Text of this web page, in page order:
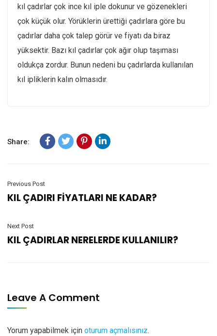
kıl çadırlar çok ince kıl iple dokunur ve gözenekleri
çok küçük olur. Yörüklerin ürettiği çadırlara göre bu
çadırlar daha çok talep görür ve fiyatı da biraz
yüksektir. Bazı kıl çadırlar çok ağır olup taşıması
oldukça zordur. Bunun nedeni bu çadırlarda kullanılan
kıl ipliklerin kalın olmasıdır.
Share:
Previous Post
KIL ÇADIRI FİYATLARI NE KADAR?
Next Post
KIL ÇADIRLAR NERELERDE KULLANILIR?
Leave A Comment
Yorum yapabilmek için oturum açmalısınız.